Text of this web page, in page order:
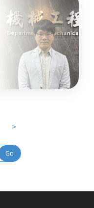
>
Go